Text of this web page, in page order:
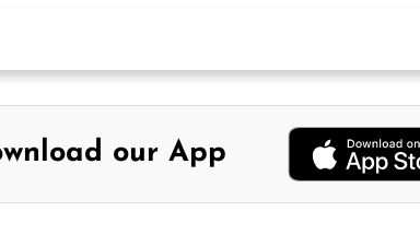
our App